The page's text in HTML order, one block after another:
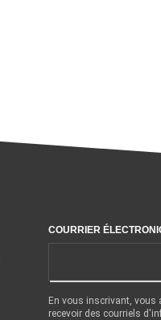
COURRIER
En vous inscrivant, vous
recevoir des courriels